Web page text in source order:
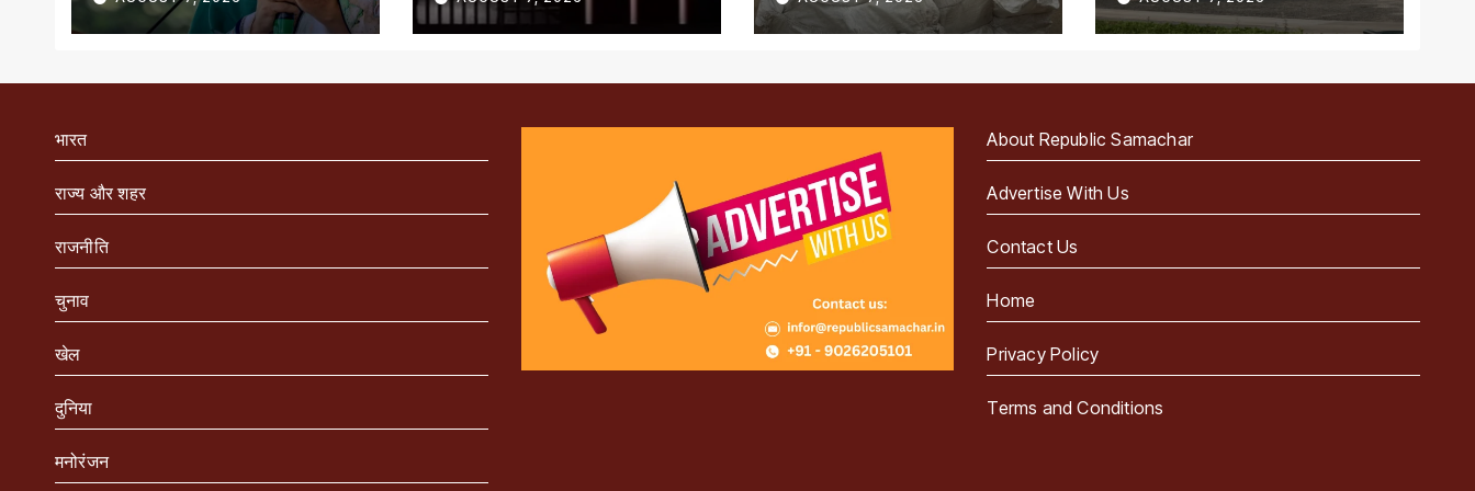
पहला राज्य
भारत
राज्य और शहर
राजनीति
चुनाव
खेल
दुनिया
मनोरंजन
About Republic Samachar
Advertise With Us
Contact Us
Home
Privacy Policy
Terms and Conditions